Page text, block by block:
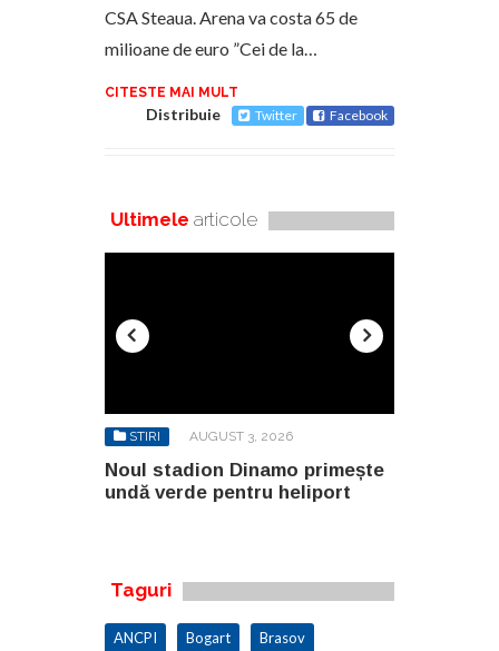
CSA Steaua. Arena va costa 65 de
milioane de euro ”Cei de la…
CITESTE MAI MULT
Distribuie Twitter Facebook
Ultimele articole
STIRI AUGUST 3, 2026
Noul stadion Dinamo primește
undă verde pentru heliport
Taguri
ANCPI Bogart Brasov